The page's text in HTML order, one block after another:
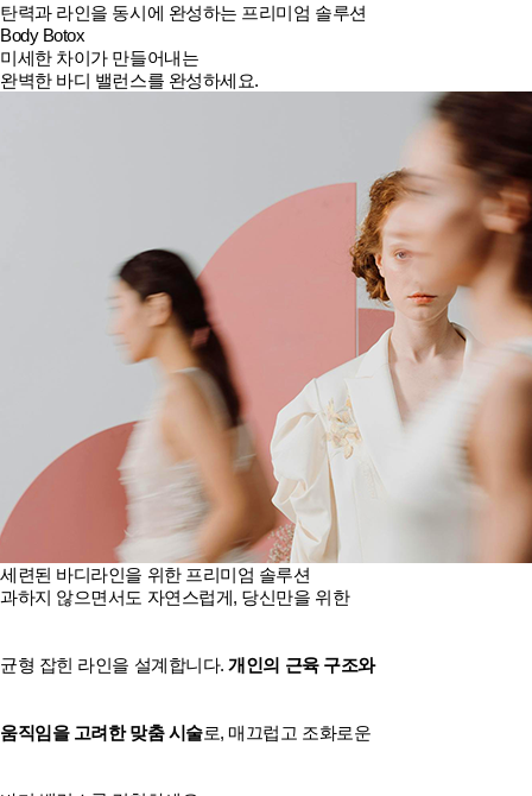
탄력과 라인을 동시에 완성하는 프리미엄 솔루션
Body Botox
미세한 차이가 만들어내는
완벽한 바디 밸런스를 완성하세요.
세련된 바디라인을 위한 프리미엄 솔루션
과하지 않으면서도 자연스럽게, 당신만을 위한
균형 잡힌 라인을 설계합니다.개인의 근육 구조와
움직임을 고려한 맞춤 시술로, 매끄럽고 조화로운